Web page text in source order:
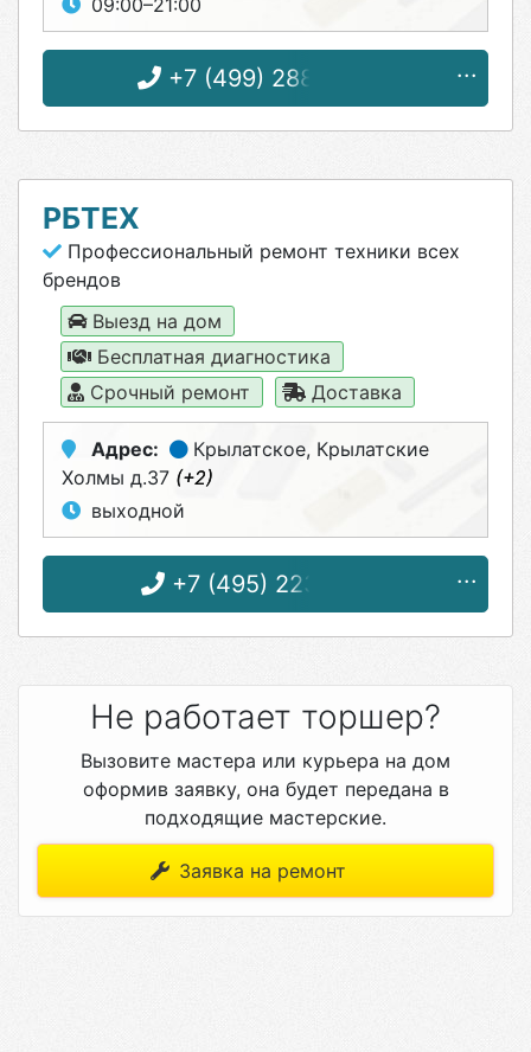
09:00–21:00
+7 (499) 288-02-90
РБТЕХ
Профессиональный ремонт техники всех
брендов
Выезд на дом
Бесплатная диагностика
Срочный ремонт
Доставка
Адрес: Крылатское, Крылатские
Холмы д.37 (+2)
выходной
+7 (495) 223-16-10
Не работает торшер?
Вызовите мастера или курьера на дом
оформив заявку, она будет передана в
подходящие мастерские.
Заявка на ремонт